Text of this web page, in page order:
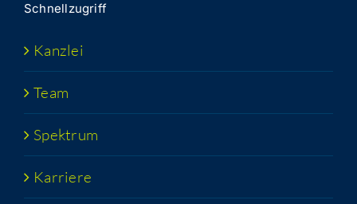
Schnell­zu­griff
Kanz­lei
Team
Spek­trum
Kar­rie­re